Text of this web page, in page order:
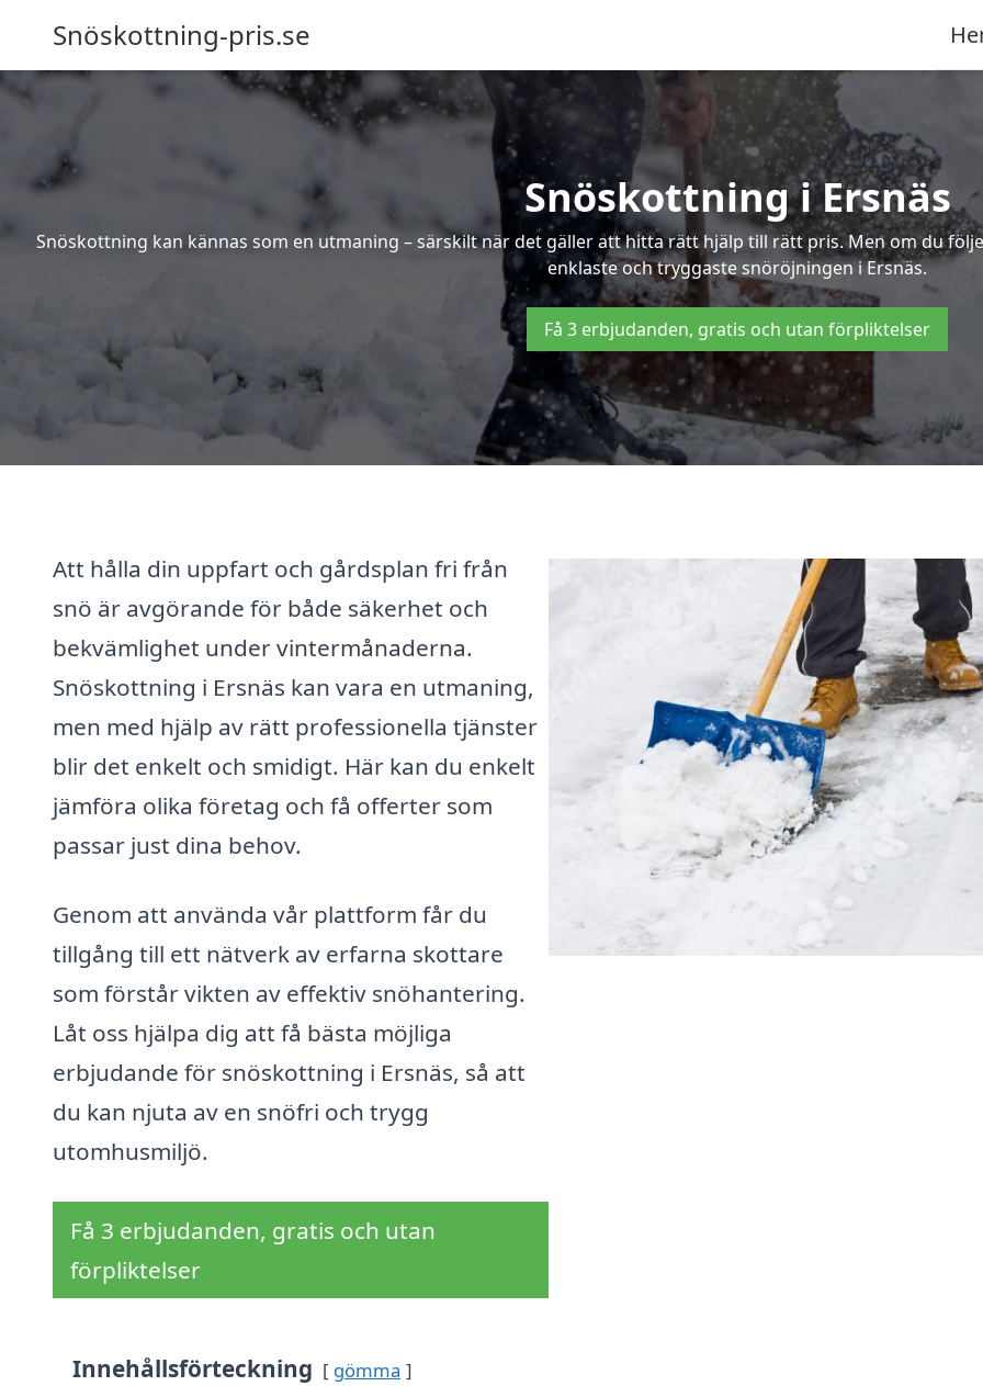
Snöskottning-pris.se
Snöskottning i Ersnäs
Snöskottning kan kännas som en utmaning – särskilt när det gäller att hitta rätt hjälp till rätt pris. Men om du
enklaste och tryggaste snöröjningen i Ersnäs.
Få 3 erbjudanden, gratis och utan förpliktelser
Att hålla din uppfart och gårdsplan fri från
snö är avgörande för både säkerhet och
bekvämlighet under vintermånaderna.
Snöskottning i Ersnäs kan vara en utmaning,
men med hjälp av rätt professionella tjänster
blir det enkelt och smidigt. Här kan du enkelt
jämföra olika företag och få offerter som
passar just dina behov.
Genom att använda vår plattform får du
tillgång till ett nätverk av erfarna skottare
som förstår vikten av effektiv snöhantering.
Låt oss hjälpa dig att få bästa möjliga
erbjudande för snöskottning i Ersnäs, så att
du kan njuta av en snöfri och trygg
utomhusmiljö.
Få 3 erbjudanden, gratis och utan
förpliktelser
Innehållsförteckning gömma